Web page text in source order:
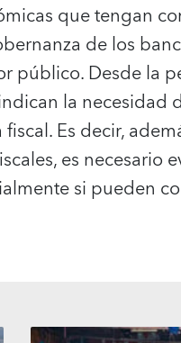
que tengan
de los
público. Desde la
la necesidad
Es decir,
es
si pueden